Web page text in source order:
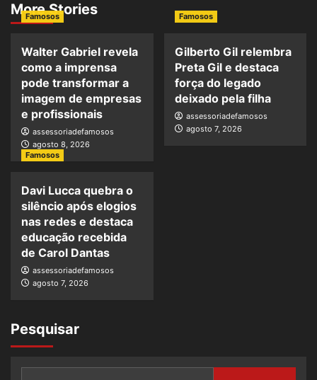
More Stories
Famosos
Walter Gabriel revela
como a imprensa
pode transformar a
imagem de empresas
e profissionais
assessoriadefamosos
agosto 8, 2026
Famosos
Gilberto Gil relembra
Preta Gil e destaca
força do legado
deixado pela filha
assessoriadefamosos
agosto 7, 2026
Famosos
Davi Lucca quebra o
silêncio após elogios
nas redes e destaca
educação recebida
de Carol Dantas
assessoriadefamosos
agosto 7, 2026
Pesquisar